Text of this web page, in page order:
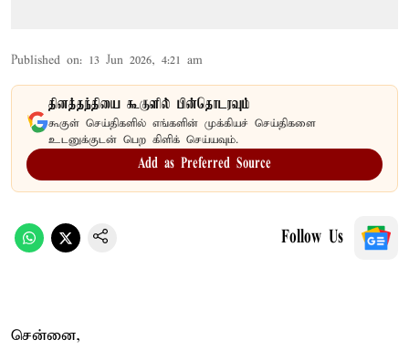
Published on: 13 Jun 2026, 4:21 am
தினத்தந்தியை கூகுளில் பின்தொடரவும்
கூகுள் செய்திகளில் எங்களின் முக்கியச் செய்திகளை
உடனுக்குடன் பெற கிளிக் செய்யவும்.
Add as Preferred Source
Follow Us
சென்னை,